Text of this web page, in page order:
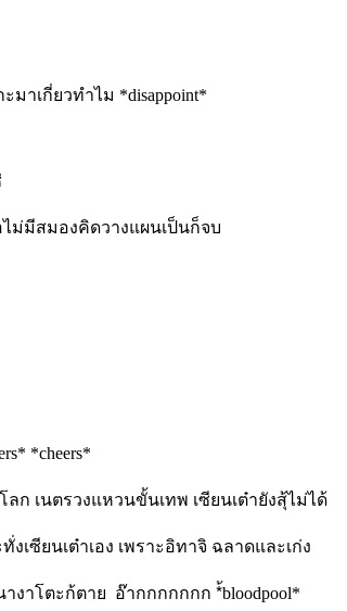
มาเกี่ยวทำไม *disappoint*
ม่มีสมองคิดวางแผนเป็นก็จบ
*cheers*
ก เนตรวงแหวนขั้นเทพ เซียนเต๋ายังสุ้ไม่ได้
เซียนเต๋าเอง เพราะอิทาจิ ฉลาดและเก่ง
งาโตะก้ตาย อ๊ากกกกกกก *้bloodpool*